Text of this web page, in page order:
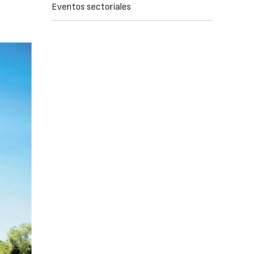
Eventos sectoriales